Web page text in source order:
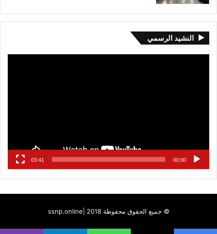
النشيد الرسمي
00:00
03:41
© جميع الحقوق محفوظة 2018 | ssnp.online